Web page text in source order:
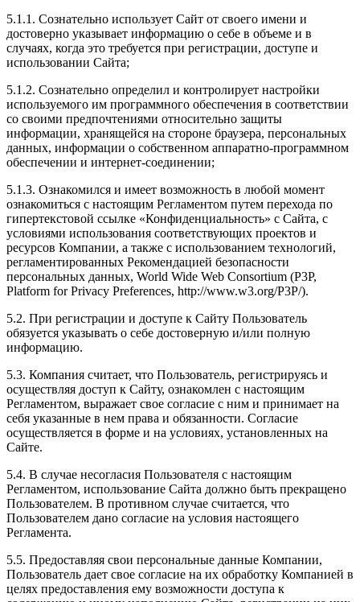
5.1.1. Сознательно использует Сайт от своего имени и
достоверно указывает информацию о себе в объеме и в
случаях, когда это требуется при регистрации, доступе и
использовании Сайта;
5.1.2. Сознательно определил и контролирует настройки
используемого им программного обеспечения в соответствии
со своими предпочтениями относительно защиты
информации, хранящейся на стороне браузера, персональных
данных, информации о собственном аппаратно-программном
обеспечении и интернет-соединении;
5.1.3. Ознакомился и имеет возможность в любой момент
ознакомиться с настоящим Регламентом путем перехода по
гипертекстовой ссылке «Конфиденциальность» с Сайта, с
условиями использования соответствующих проектов и
ресурсов Компании, а также с использованием технологий,
регламентированных Рекомендацией безопасности
персональных данных, World Wide Web Consortium (P3P,
Platform for Privacy Preferences, http://www.w3.org/P3P/).
5.2. При регистрации и доступе к Сайту Пользователь
обязуется указывать о себе достоверную и/или полную
информацию.
5.3. Компания считает, что Пользователь, регистрируясь и
осуществляя доступ к Сайту, ознакомлен с настоящим
Регламентом, выражает свое согласие с ним и принимает на
себя указанные в нем права и обязанности. Согласие
осуществляется в форме и на условиях, установленных на
Сайте.
5.4. В случае несогласия Пользователя с настоящим
Регламентом, использование Сайта должно быть прекращено
Пользователем. В противном случае считается, что
Пользователем дано согласие на условия настоящего
Регламента.
5.5. Предоставляя свои персональные данные Компании,
Пользователь дает свое согласие на их обработку Компанией в
целях предоставления ему возможности доступа к